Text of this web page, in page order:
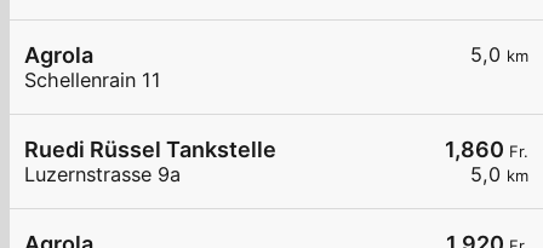
5,0 km
Agrola
Schellenrain 11
1,860 Fr.
5,0 km
Ruedi Rüssel Tankstelle
Luzernstrasse 9a